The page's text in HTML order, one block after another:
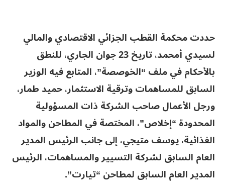
حددت محكمة القطب الجزائي الاقتصادي والمالي
لسيدي أمحمد، تاريخ 23 جوان الجاري، للنطق
بالأحكام في ملف “الخوصصة”، المتابع فيه الوزير
السابق للمساهمات وترقية الاستثمار، حميد طمار،
ورجل الأعمال صاحب الشركة ذات المسؤولية
المحدودة “إخلاص”، المختصة في المطاحن والمواد
الغذائية، يوسف متيجي، إلى جانب الرئيس المدير
العام السابق لشركة التسيير والمساهمات، الرئيس
المدير العام السابق لمطاحن “تيارت”.